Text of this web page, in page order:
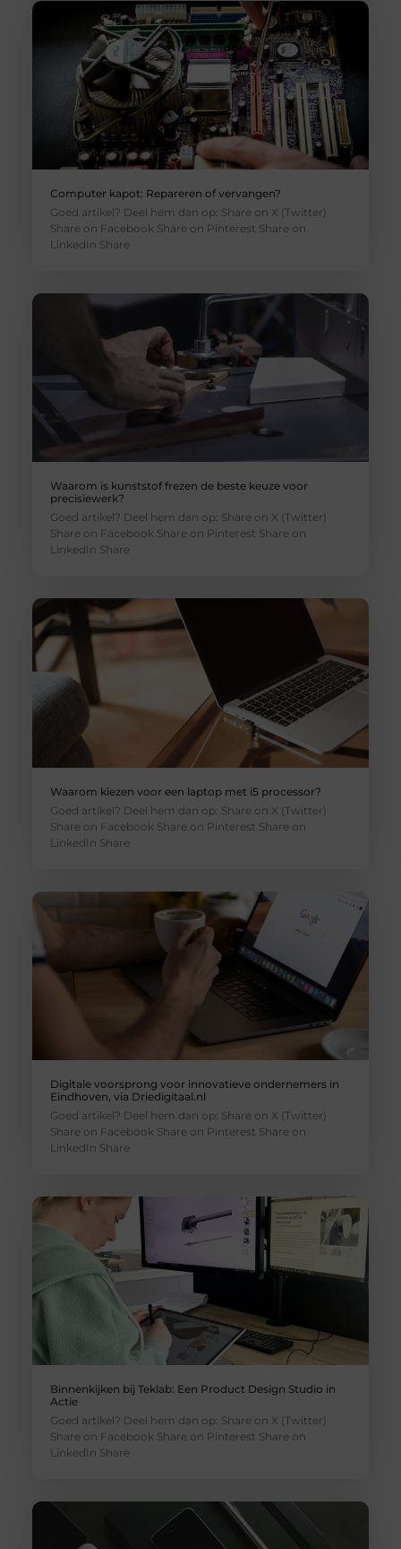
Computer kapot: Repareren of vervangen?
Goed artikel? Deel hem dan op: Share on X (Twitter)
Share on Facebook Share on Pinterest Share on
LinkedIn Share
Waarom is kunststof frezen de beste keuze voor
precisiewerk?
Goed artikel? Deel hem dan op: Share on X (Twitter)
Share on Facebook Share on Pinterest Share on
LinkedIn Share
Waarom kiezen voor een laptop met i5 processor?
Goed artikel? Deel hem dan op: Share on X (Twitter)
Share on Facebook Share on Pinterest Share on
LinkedIn Share
Digitale voorsprong voor innovatieve ondernemers in
Eindhoven, via Driedigitaal.nl
Goed artikel? Deel hem dan op: Share on X (Twitter)
Share on Facebook Share on Pinterest Share on
LinkedIn Share
Binnenkijken bij Teklab: Een Product Design Studio in
Actie
Goed artikel? Deel hem dan op: Share on X (Twitter)
Share on Facebook Share on Pinterest Share on
LinkedIn Share